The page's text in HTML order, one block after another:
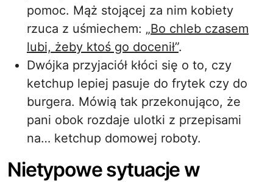
pomoc. Mąż stojącej za nim kobiety
rzuca z uśmiechem: „Bo chleb czasem
lubi, żeby ktoś go docenił”.
Dwójka przyjaciół kłóci się o to, czy
ketchup lepiej pasuje do frytek czy do
burgera. Mówią tak przekonująco, że
pani obok rozdaje ulotki z przepisami
na… ketchup domowej roboty.
Nietypowe sytuacje w